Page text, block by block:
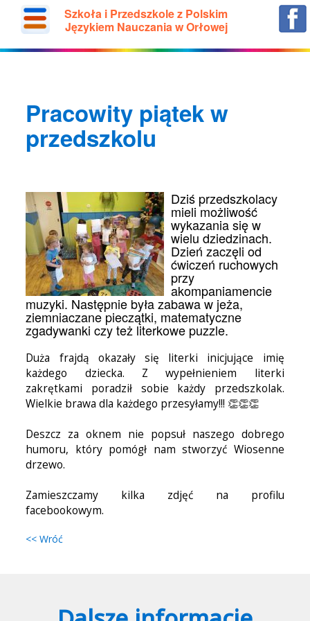
Szkoła i Przedszkole z Polskim
Językiem Nauczania w Orłowej
Pracowity piątek w
przedszkolu
Dziś przedszkolacy
mieli możliwość
wykazania się w
wielu dziedzinach.
Dzień zaczęli od
ćwiczeń ruchowych
przy
akompaniamencie
muzyki. Następnie była zabawa w jeża,
ziemniaczane pieczątki, matematyczne
zgadywanki czy też literkowe puzzle.
Duża frajdą okazały się literki inicjujące imię
każdego dziecka. Z wypełnieniem literki
zakrętkami poradził sobie każdy przedszkolak.
Wielkie brawa dla każdego przesyłamy!!! 👏👏👏
Deszcz za oknem nie popsuł naszego dobrego
humoru, który pomógł nam stworzyć Wiosenne
drzewo.
Zamieszczamy kilka zdjęć na profilu
facebookowym.
<< Wróć